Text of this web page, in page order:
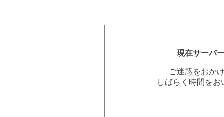
現在サーバ
ご迷惑をおか
しばらく時間を